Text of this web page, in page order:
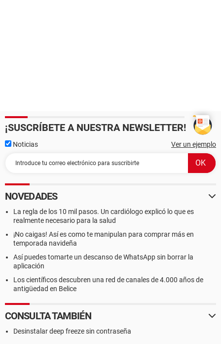
¡SUSCRÍBETE A NUESTRA NEWSLETTER!
Noticias Ver un ejemplo
NOVEDADES
La regla de los 10 mil pasos. Un cardiólogo explicó lo que es
realmente necesario para la salud
¡No caigas! Así es como te manipulan para comprar más en
temporada navideña
Así puedes tomarte un descanso de WhatsApp sin borrar la
aplicación
Los científicos descubren una red de canales de 4.000 años de
antigüedad en Belice
CONSULTA TAMBIÉN
Desinstalar deep freeze sin contraseña